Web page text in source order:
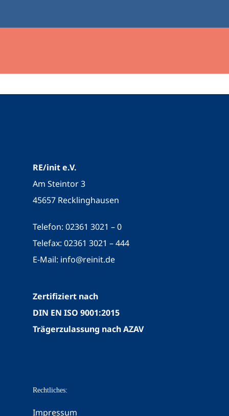
RE/init e.V.
Am Steintor 3
45657 Recklinghausen
Telefon: 02361 3021 – 0
Telefax: 02361 3021 – 444
E-Mail: info@reinit.de
Zertifiziert nach
DIN EN ISO 9001:2015
Trägerzulassung nach AZAV
Rechtliches:
Impressum